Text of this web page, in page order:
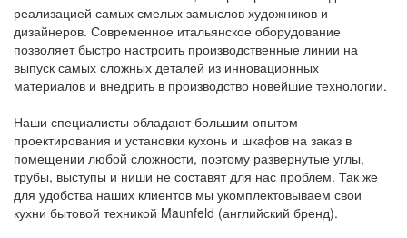
реализацией самых смелых замыслов художников и
дизайнеров. Современное итальянское оборудование
позволяет быстро настроить производственные линии на
выпуск самых сложных деталей из инновационных
материалов и внедрить в производство новейшие технологии.
Наши специалисты обладают большим опытом
проектирования и установки кухонь и шкафов на заказ в
помещении любой сложности, поэтому развернутые углы,
трубы, выступы и ниши не составят для нас проблем. Так же
для удобства наших клиентов мы укомплектовываем свои
кухни бытовой техникой Maunfeld (английский бренд).